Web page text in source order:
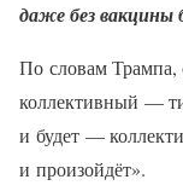
даже без вакцины
По словам Трампа,
коллективный —
и будет —
и произойдёт».